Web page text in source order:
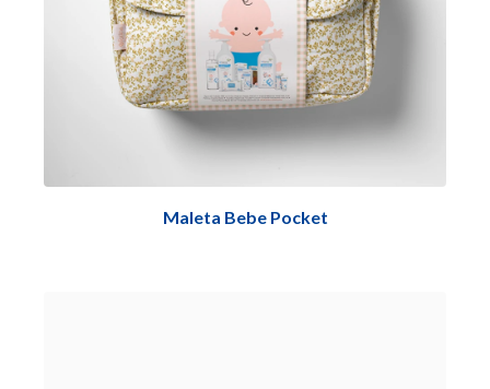
Maleta Bebe Pocket